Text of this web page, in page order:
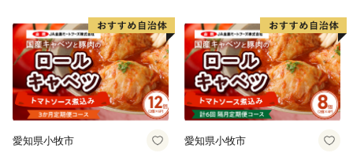
愛知県小牧市 愛知県小牧市